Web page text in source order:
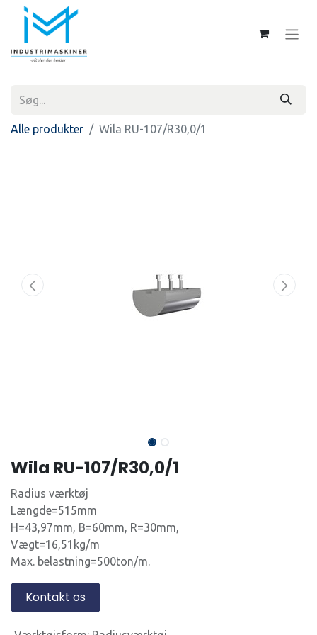
Alle produkter Wila RU-107/R30,0/1
Wila RU-107/R30,0/1
Radius værktøj
Længde=515mm
H=43,97mm, B=60mm, R=30mm,
Vægt=16,51kg/m
Max. belastning=500ton/m.
Kontakt os